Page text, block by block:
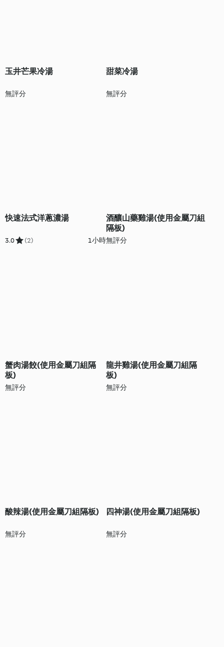
玉井芒果冷湯
無評分
甜菜冷湯
無評分
快速法式洋蔥濃湯
3.0 (2) 1小時
酒釀山藥雞湯(使用金屬刀組
隔板)
無評分
蟹肉湯餃(使用金屬刀組隔
板)
無評分
龍井雞湯(使用金屬刀組隔
板)
無評分
酸辣湯(使用金屬刀組隔板)
無評分
四神湯(使用金屬刀組隔板)
無評分